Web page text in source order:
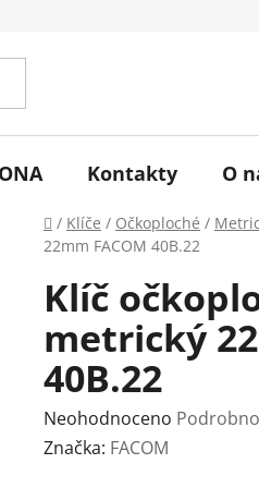
Kontakty O
Domů
/ Klíče / Očkoploché /
22mm FACOM 40B.22
Klíč
metrický
40B.22
Průměrné
hodnocení
Neohodnoceno
Značka: FACOM